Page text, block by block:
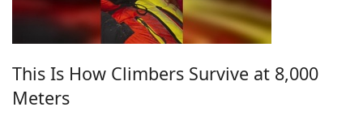
This Is How Climbers Survive at 8,000
Meters